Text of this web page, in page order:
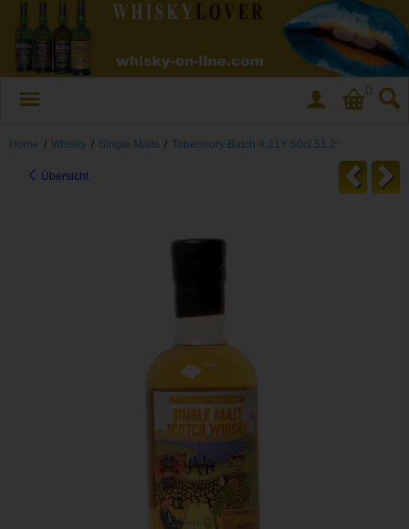
0
Home / Whisky / Single Malts / Tobermory Batch 4 21Y 50cl 51.2°
Übersicht